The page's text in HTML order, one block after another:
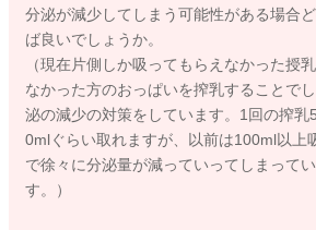
分泌が減少してしまう可能性がある場合
ば良いでしょうか。
（現在片側しか吸ってもらえなかった授
なかった方のおっぱいを搾乳することで
泌の減少の対策をしています。1回の搾乳
0mlぐらい取れますが、以前は100ml以上
で徐々に分泌量が減っていってしまって
す。）